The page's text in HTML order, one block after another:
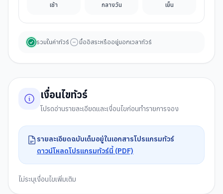
เช้า กลางวัน เย็น
รวมในค่าทัวร์ มื้ออิสระหรืออยู่นอกเวลาทัวร์
เงื่อนไขทัวร์
โปรดอ่านรายละเอียดและเงื่อนไขก่อนทำรายการจอง
รายละเอียดฉบับเต็มอยู่ในเอกสารโปรแกรมทัวร์
ดาวน์โหลดโปรแกรมทัวร์นี้ (PDF)
ไม่ระบุเงื่อนไขเพิ่มเติม